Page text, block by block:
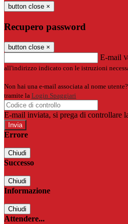
button close ×
Recupero password
button close ×
E-mail
all'indirizzo indicato con le istruzioni
Non hai una e-mail associata al nome
tramite la Login Spaggiari
E-mail inviata, si prega di controllare
Errore
Chiudi
Successo
Chiudi
Informazione
Chiudi
Attendere...